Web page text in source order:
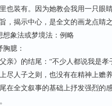
也装有。因为她教会我用一只眼
，揭示中心，是全文的画龙点睛之
象法或梦境法：例略
臆：
》的结尾：“不少人都说我是孝
尽人子之则，也没有在精神上赡
全文叙事的基础上抒发强烈的感